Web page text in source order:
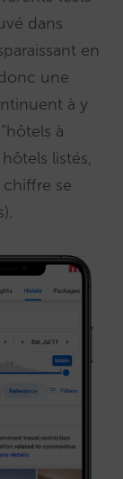
dans
en
une
à y
à
listés,
se